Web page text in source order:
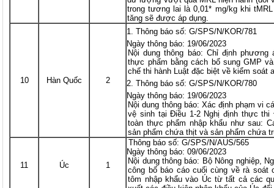
trong tương lai là 0,01* mg/kg khi
tăng sẽ được áp dụng.
10 Hàn Quốc 2
Thông báo số: G/SPS/N/KOR/781
Ngày thông báo: 19/06/2023
Nội dung thông báo: Chỉ định
thực phẩm bằng cách bổ sung GMP
chế thi hành Luật đặc biệt về kiểm soát
Thông báo số: G/SPS/N/KOR/780
Ngày thông báo: 19/06/2023
Nội dung thông báo: Xác định phạm vi
vệ sinh tại Điều 1-2 Nghị định thực
toàn thực phẩm nhập khẩu như sau:
sản phẩm chứa thịt và sản phẩm chứa
11 Úc 1
Thông báo số: G/SPS/N/AUS/565
Ngày thông báo: 09/06/2023
Nội dung thông báo: Bộ Nông nghiệp,
công bố báo cáo cuối cùng về rà
tôm nhập khẩu vào Úc từ tất cả các